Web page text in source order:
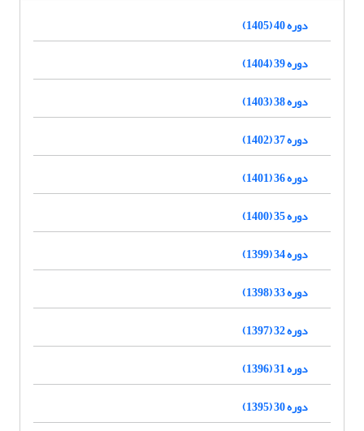
دوره 40 (1405)
دوره 39 (1404)
دوره 38 (1403)
دوره 37 (1402)
دوره 36 (1401)
دوره 35 (1400)
دوره 34 (1399)
دوره 33 (1398)
دوره 32 (1397)
دوره 31 (1396)
دوره 30 (1395)